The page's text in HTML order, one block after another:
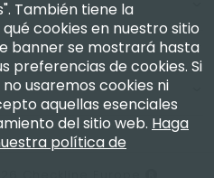
También tiene la
cookies en nuestro sitio
banner se mostrará hasta
preferencias de cookies. Si
usaremos cookies ni
aquellas esenciales
del sitio web. Haga
política de